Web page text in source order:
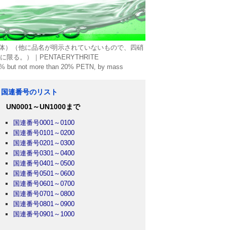
）（他に品名が明示されていないもので、四硝
限る。）｜PENTAERYTHRITE
but not more than 20% PETN, by mass
国連番号のリスト
UN0001～UN1000まで
国連番号0001～0100
国連番号0101～0200
国連番号0201～0300
国連番号0301～0400
国連番号0401～0500
国連番号0501～0600
国連番号0601～0700
国連番号0701～0800
国連番号0801～0900
国連番号0901～1000